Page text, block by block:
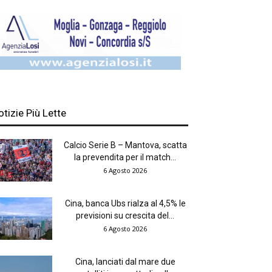
Più Lette
Calcio Serie B – Mantova, scatta
la prevendita per il match...
6 Agosto 2026
Cina, banca Ubs rialza al 4,5% le
previsioni su crescita del...
6 Agosto 2026
Cina, lanciati dal mare due